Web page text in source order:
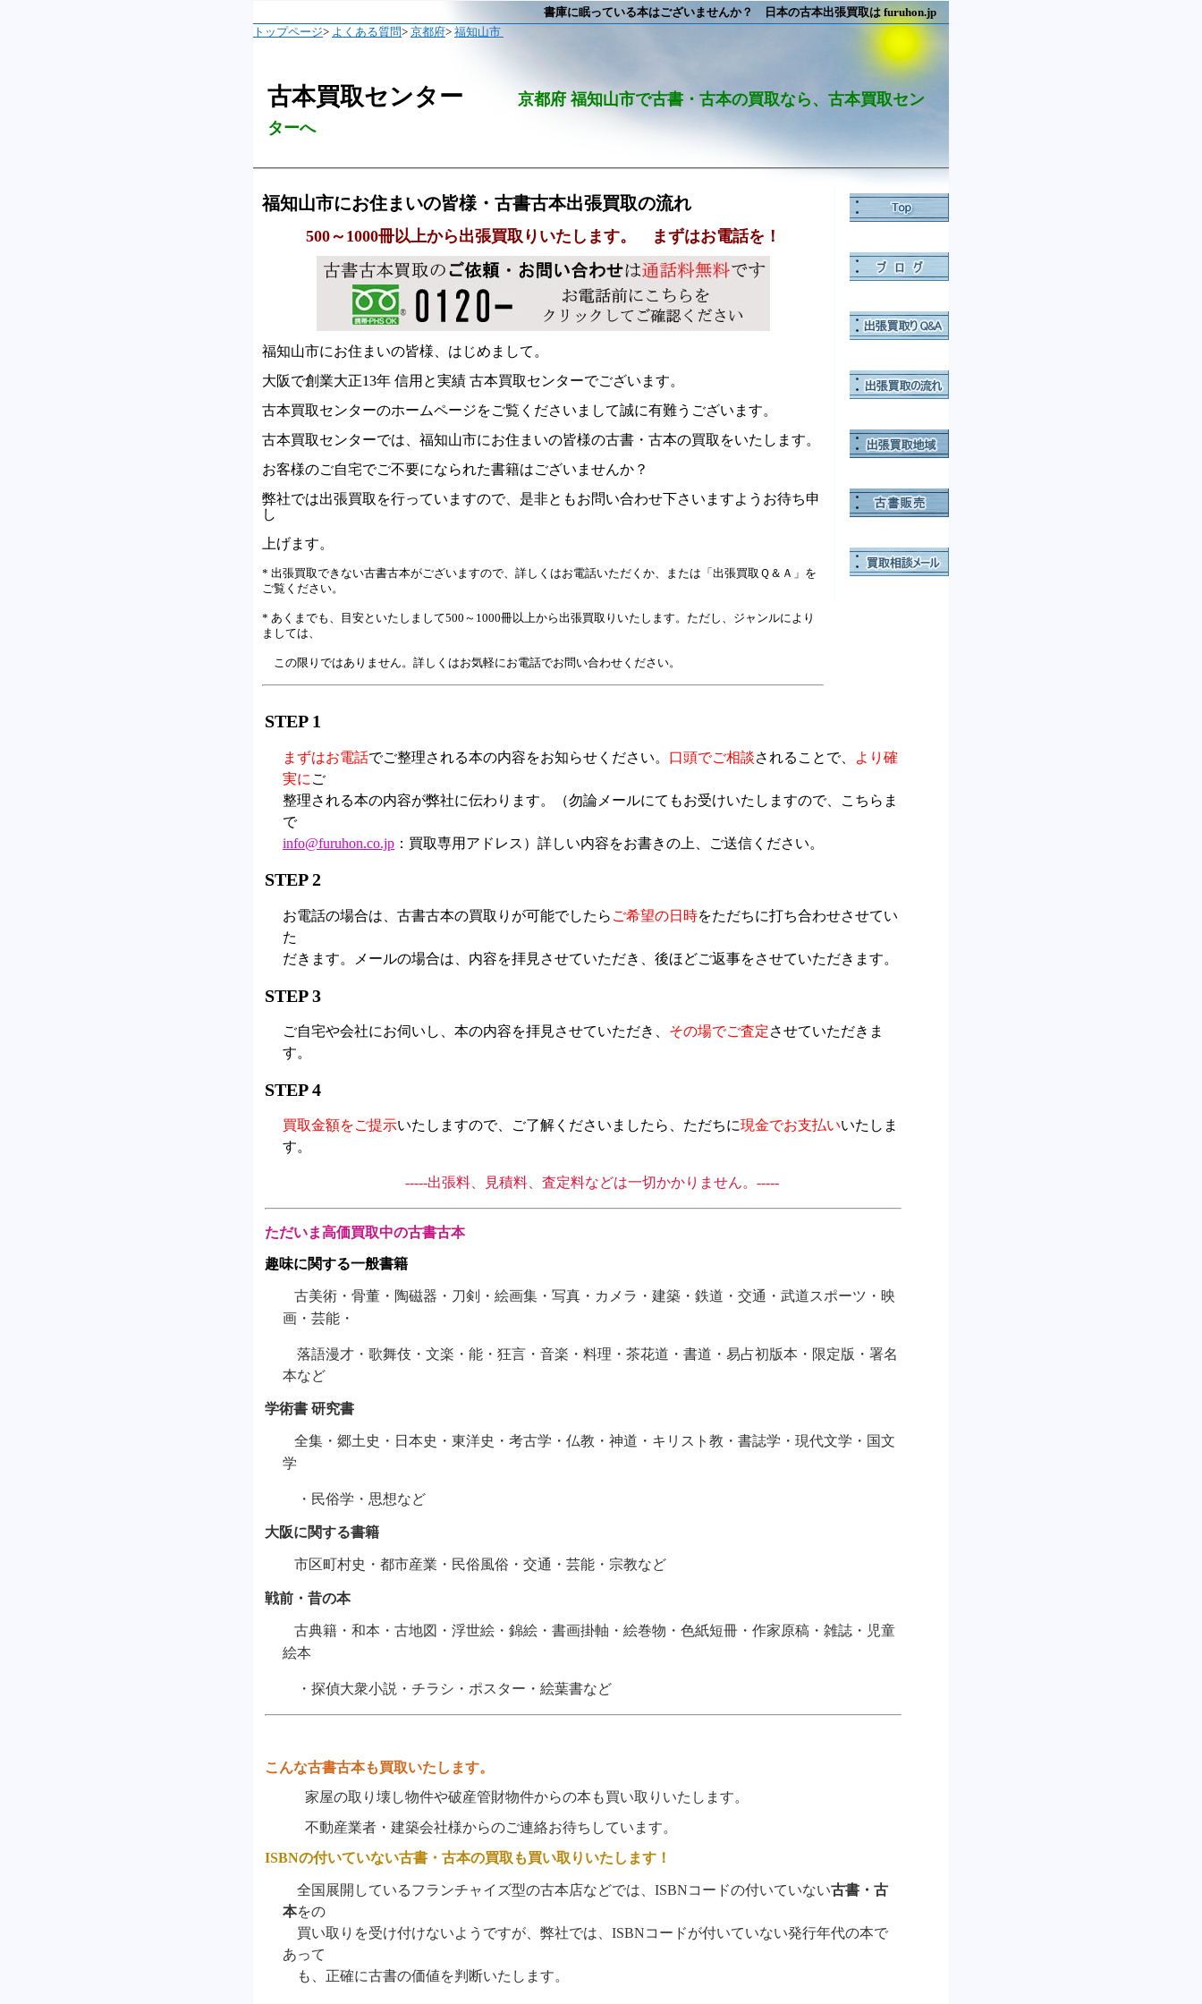
書庫に眠っている本はございませんか？ 日本の古本出張買取は furuhon.jp
トップページ> よくある質問> 京都府> 福知山市
古本買取センター
京都府 福知山市で古書・古本の買取なら、古本買取セン
ターへ
福知山市にお住まいの皆様・古書古本出張買取の流れ
500～1000冊以上から出張買取りいたします。 まずはお電話を！
福知山市にお住まいの皆様、はじめまして。
大阪で創業大正13年 信用と実績 古本買取センターでございます。
古本買取センターのホームページをご覧くださいまして誠に有難うございます。
古本買取センターでは、福知山市にお住まいの皆様の古書・古本の買取をいたします。
お客様のご自宅でご不要になられた書籍はございませんか？
弊社では出張買取を行っていますので、是非ともお問い合わせ下さいますようお待ち申
し
上げます。
* 出張買取できない古書古本がございますので、詳しくはお電話いただくか、または「出張買取Ｑ＆Ａ」を
ご覧ください。
* あくまでも、目安といたしまして500～1000冊以上から出張買取りいたします。ただし、ジャンルにより
ましては、
この限りではありません。詳しくはお気軽にお電話でお問い合わせください。
STEP 1
まずはお電話でご整理される本の内容をお知らせください。 口頭でご相談されることで、
より確
実に ご
整理される本の内容が弊社に伝わります。
（勿論メールにてもお受けいたしますので、こちらま
で
info@furuhon.co.jp ：買取専用アドレス）詳しい内容をお書きの上、ご送信ください。
STEP 2
お電話の場合は、古書古本の買取りが可能でしたら ご希望の日時をただちに打ち合わせさせてい
た
だきます。メールの場合は、内容を拝見させていただき、後ほどご返事をさせていただきます。
STEP 3
ご自宅や会社にお伺いし、本の内容を拝見させていただき、 その場でご査定させていただきま
す。
STEP 4
買取金額をご提示いたしますので、ご了解くださいましたら、ただちに現金でお支払いいたしま
す。
-----出張料、見積料、査定料などは一切かかりません。-----
ただいま高価買取中の古書古本
趣味に関する一般書籍
古美術・骨董・陶磁器・刀剣・絵画集・写真・カメラ・建築・鉄道・交通・武道スポーツ・映
画・芸能・
落語漫才・歌舞伎・文楽・能・狂言・音楽・料理・茶花道・書道・易占初版本・限定版・署名
本など
学術書 研究書
全集・郷土史・日本史・東洋史・考古学・仏教・神道・キリスト教・書誌学・現代文学・国文
学
・民俗学・思想など
大阪に関する書籍
市区町村史・都市産業・民俗風俗・交通・芸能・宗教など
戦前・昔の本
古典籍・和本・古地図・浮世絵・錦絵・書画掛軸・絵巻物・色紙短冊・作家原稿・雑誌・児童
絵本
・探偵大衆小説・チラシ・ポスター・絵葉書など
こんな古書古本も買取いたします。
家屋の取り壊し物件や破産管財物件からの本も買い取りいたします。
不動産業者・建築会社様からのご連絡お待ちしています。
ISBNの付いていない古書・古本の買取も買い取りいたします！
全国展開しているフランチャイズ型の古本店などでは、 ISBNコードの付いていない古書・古
本をの
買い取りを受け付けないようですが、弊社では、 ISBNコードが付いていない発行年代の本で
あって
も、正確に古書の価値を判断いたします。